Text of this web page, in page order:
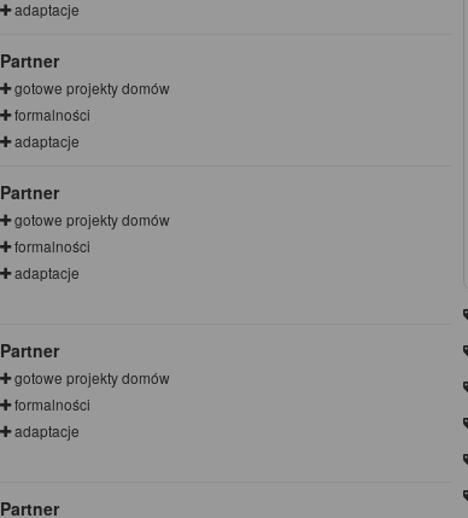
adaptacje
Partner
gotowe projekty domów
formalności
adaptacje
Partner
gotowe projekty domów
formalności
adaptacje
Partner
gotowe projekty domów
formalności
adaptacje
Partner